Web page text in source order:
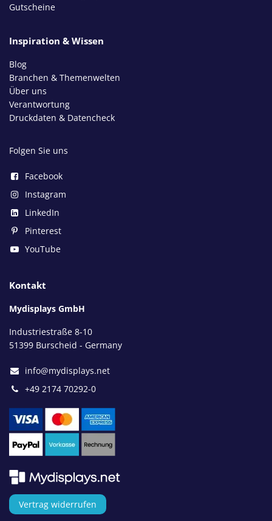
Gutscheine
Inspiration & Wissen
Blog
Branchen & Themenwelten
Über uns
Verantwortung
Druckdaten & Datencheck
Folgen Sie uns
Facebook
Instagram
LinkedIn
Pinterest
YouTube
Kontakt
Mydisplays GmbH
Industriestraße 8-10
51399 Burscheid - Germany
info@mydisplays.net
+49 2174 70292-0
Vertrag widerrufen